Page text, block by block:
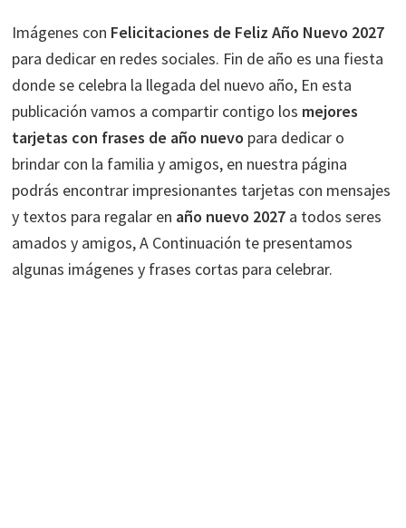
Imágenes con Felicitaciones de Feliz Año Nuevo 2027
para dedicar en redes sociales. Fin de año es una fiesta
donde se celebra la llegada del nuevo año, En esta
publicación vamos a compartir contigo los mejores
tarjetas con frases de año nuevo para dedicar o
brindar con la familia y amigos, en nuestra página
podrás encontrar impresionantes tarjetas con mensajes
y textos para regalar en año nuevo 2027 a todos seres
amados y amigos, A Continuación te presentamos
algunas imágenes y frases cortas para celebrar.